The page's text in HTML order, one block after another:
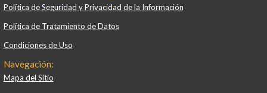
Política de Seguridad y Privacidad de la Información
Política de Tratamiento de Datos
Condiciones de Uso
Navegación:
Mapa del Sitio